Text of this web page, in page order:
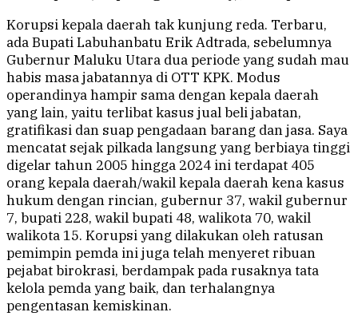
Korupsi kepala daerah tak kunjung reda. Terbaru,
ada Bupati Labuhanbatu Erik Adtrada, sebelumnya
Gubernur Maluku Utara dua periode yang sudah mau
habis masa jabatannya di OTT KPK. Modus
operandinya hampir sama dengan kepala daerah
yang lain, yaitu terlibat kasus jual beli jabatan,
gratifikasi dan suap pengadaan barang dan jasa. Saya
mencatat sejak pilkada langsung yang berbiaya tinggi
digelar tahun 2005 hingga 2024 ini terdapat 405
orang kepala daerah/wakil kepala daerah kena kasus
hukum dengan rincian, gubernur 37, wakil gubernur
7, bupati 228, wakil bupati 48, walikota 70, wakil
walikota 15. Korupsi yang dilakukan oleh ratusan
pemimpin pemda ini juga telah menyeret ribuan
pejabat birokrasi, berdampak pada rusaknya tata
kelola pemda yang baik, dan terhalangnya
pengentasan kemiskinan.